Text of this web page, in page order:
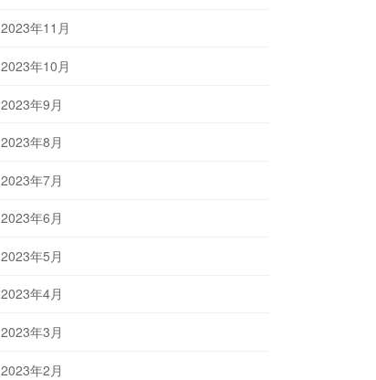
2023年11月
2023年10月
2023年9月
2023年8月
2023年7月
2023年6月
2023年5月
2023年4月
2023年3月
2023年2月